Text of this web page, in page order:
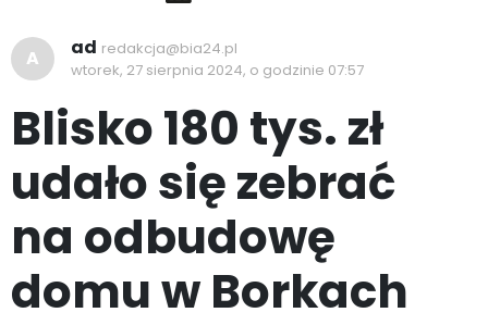
A ad redakcja@bia24.pl
wtorek, 27 sierpnia 2024, o godzinie 07:57
Blisko 180 tys. zł
udało się zebrać
na odbudowę
domu w Borkach